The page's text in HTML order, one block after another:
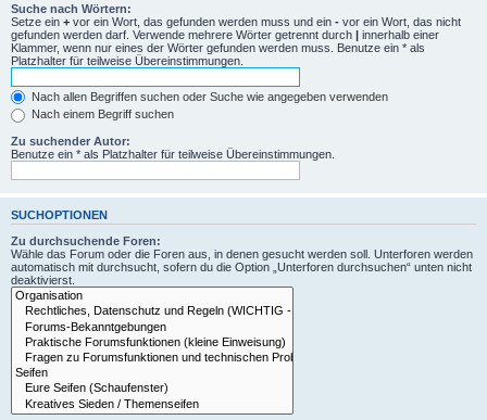
Suche nach Wörtern:
Setze ein + vor ein Wort, das gefunden werden muss und ein - vor ein Wort, das nicht
gefunden werden darf. Verwende mehrere Wörter getrennt durch | innerhalb einer
Klammer, wenn nur eines der Wörter gefunden werden muss. Benutze ein * als
Platzhalter für teilweise Übereinstimmungen.
Nach allen Begriffen suchen oder Suche wie angegeben verwenden
Nach einem Begriff suchen
Zu suchender Autor:
Benutze ein * als Platzhalter für teilweise Übereinstimmungen.
SUCHOPTIONEN
Zu durchsuchende Foren:
Wähle das Forum oder die Foren aus, in denen gesucht werden soll. Unterforen werden
automatisch mit durchsucht, sofern du die Option „Unterforen durchsuchen“ unten nicht
deaktivierst.